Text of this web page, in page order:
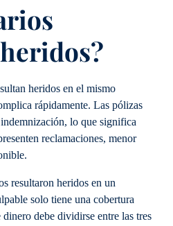
heridos en el mismo
rápidamente. Las pólizas
lo que significa
reclamaciones, menor
resultaron heridos en un
solo tiene una cobertura
debe dividirse entre las tres